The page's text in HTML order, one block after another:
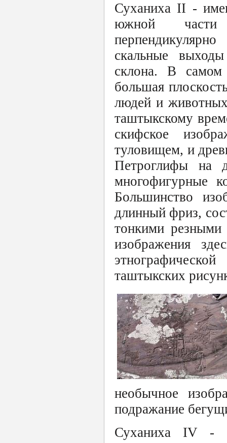
Суханиха II -
южной части
скальные
склона. В самом
большая
людей и
таштыкскому
скифское
туловищем, и
Петроглифы на
многофигурные
Большинство
длинный фриз,
тонкими
изображения
таштыкских
необычное
подражание
Суханиха IV -